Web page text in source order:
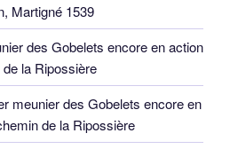
Martigné 1539
des Gobelets encore en action
la Ripossière
meunier des Gobelets encore en
de la Ripossière